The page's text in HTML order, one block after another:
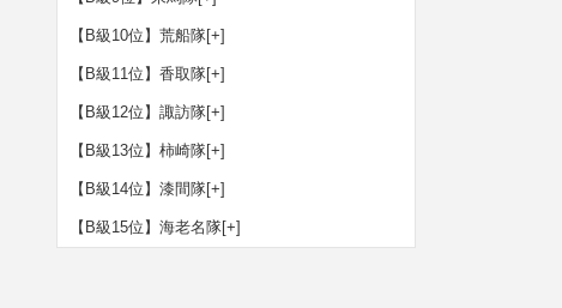
【B級10位】荒船隊[+]
【B級11位】香取隊[+]
【B級12位】諏訪隊[+]
【B級13位】柿崎隊[+]
【B級14位】漆間隊[+]
【B級15位】海老名隊[+]